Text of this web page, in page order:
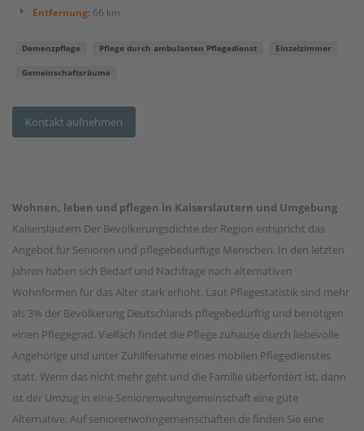
Entfernung: 66 km
Demenzpflege Pflege durch ambulanten Pflegedienst Einzelzimmer
Gemeinschaftsräume
Kontakt aufnehmen
Wohnen, leben und pflegen in Kaiserslautern und Umgebung
Kaiserslautern Der Bevölkerungsdichte der Region entspricht das
Angebot für Senioren und pflegebedürftige Menschen. In den letzten
Jahren haben sich Bedarf und Nachfrage nach alternativen
Wohnformen für das Alter stark erhöht. Laut Pflegestatistik sind mehr
als 3% der Bevölkerung Deutschlands pflegebedürftig und benötigen
einen Pflegegrad. Vielfach findet die Pflege zuhause durch liebevolle
Angehörige und unter Zuhilfenahme eines mobilen Pflegedienstes
statt. Wenn das nicht mehr geht und die Familie überfordert ist, dann
ist der Umzug in eine Seniorenwohngemeinschaft eine gute
Alternative. Auf seniorenwohngemeinschaften.de finden Sie eine